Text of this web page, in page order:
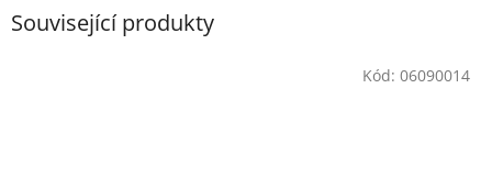
Související produkty
Kód: 06090014